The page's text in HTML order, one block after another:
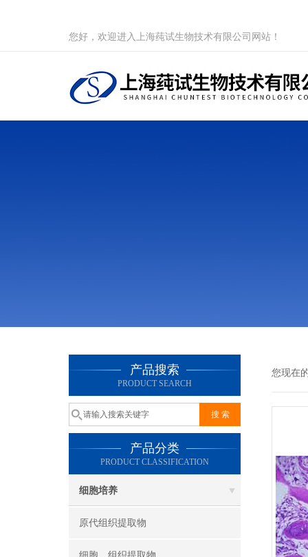
您好，欢迎进入上海莼试生物技术有限公司网站！
产品搜索
PRODUCT SEARCH
产品分类
PRODUCT CLASSIFICATION
细胞培养
原代组织提取物
您现在